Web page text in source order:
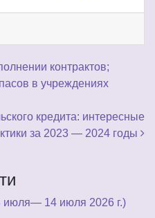
контрактов;
в учреждениях
кредита: интересные
за 2023 — 2024 годы
июля— 14 июля 2026 г.)